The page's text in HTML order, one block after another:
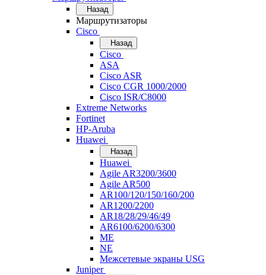
Назад
Маршрутизаторы
Cisco
Назад
Cisco
ASA
Cisco ASR
Cisco CGR 1000/2000
Cisco ISR/С8000
Extreme Networks
Fortinet
HP-Aruba
Huawei
Назад
Huawei
Agile AR3200/3600
Agile AR500
AR100/120/150/160/200
AR1200/2200
AR18/28/29/46/49
AR6100/6200/6300
ME
NE
Межсетевые экраны USG
Juniper